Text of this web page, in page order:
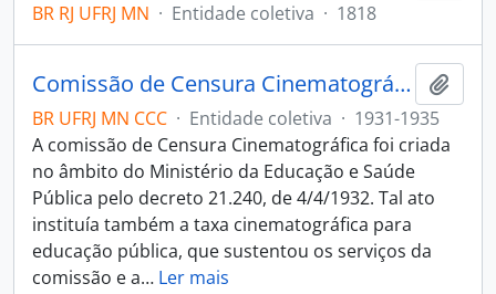
BR RJ UFRJ MN · Entidade coletiva · 1818
Comissão de Censura Cinematográfica
BR UFRJ MN CCC · Entidade coletiva · 1931-1935
A comissão de Censura Cinematográfica foi criada
no âmbito do Ministério da Educação e Saúde
Pública pelo decreto 21.240, de 4/4/1932. Tal ato
instituía também a taxa cinematográfica para
educação pública, que sustentou os serviços da
comissão e a… Ler mais